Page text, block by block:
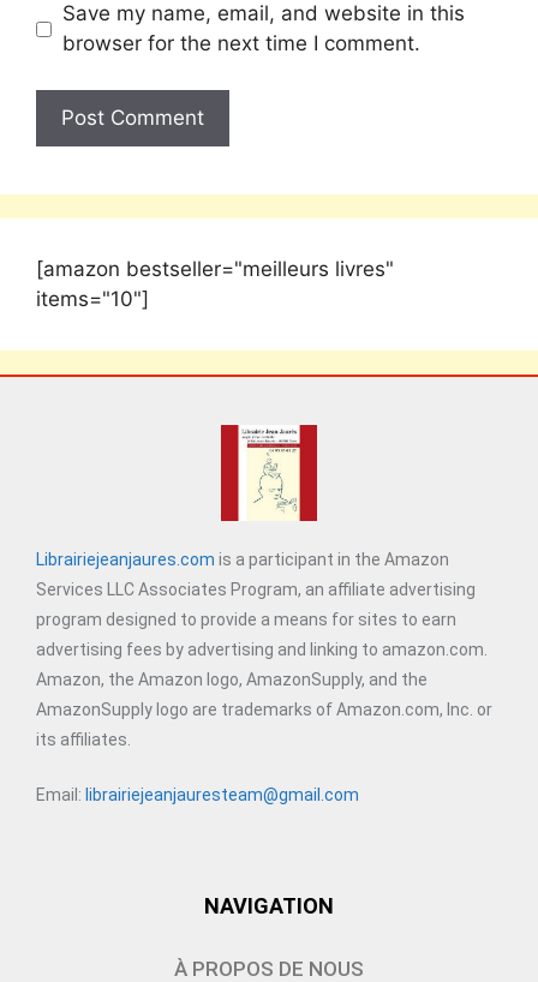
Save my name, email, and website in this
browser for the next time I comment.
[amazon bestseller="meilleurs livres"
items="10"]
Librairiejeanjaures.com is a participant in the Amazon
Services LLC Associates Program, an affiliate advertising
program designed to provide a means for sites to earn
advertising fees by advertising and linking to amazon.com.
Amazon, the Amazon logo, AmazonSupply, and the
AmazonSupply logo are trademarks of Amazon.com, Inc. or
its affiliates.
Email: librairiejeanjauresteam@gmail.com
NAVIGATION
À PROPOS DE NOUS